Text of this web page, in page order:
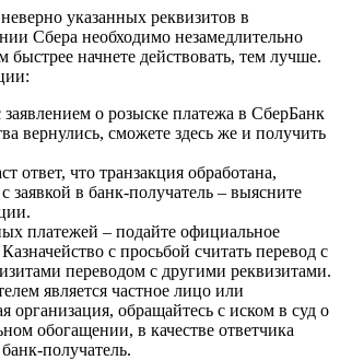
указанных реквизитов в
Сбера необходимо незамедлительно
быстрее начнете действовать, тем лучше.
заявлением о розыске платежа в СберБанк
вернулись, сможете здесь же и получить
ответ, что транзакция обработана,
заявкой в банк-получатель – выясните
платежей – подайте официальное
с просьбой считать перевод с
переводом с другими реквизитами.
является частное лицо или
организация, обращайтесь с иском в суд о
обогащении, в качестве ответчика
получатель.